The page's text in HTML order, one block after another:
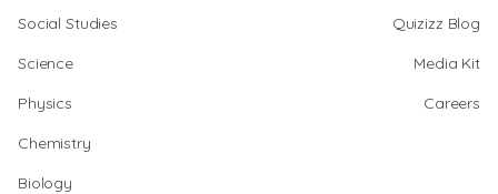
Social Studies
Science
Physics
Chemistry
Biology
Quizizz Blog
Media Kit
Careers